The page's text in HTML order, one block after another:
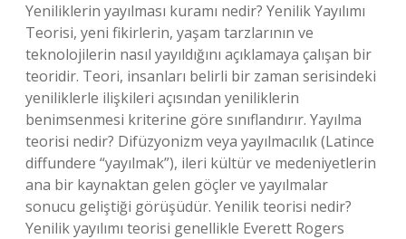
Yeniliklerin yayılması kuramı nedir? Yenilik Yayılımı
Teorisi, yeni fikirlerin, yaşam tarzlarının ve
teknolojilerin nasıl yayıldığını açıklamaya çalışan bir
teoridir. Teori, insanları belirli bir zaman serisindeki
yeniliklerle ilişkileri açısından yeniliklerin
benimsenmesi kriterine göre sınıflandırır. Yayılma
teorisi nedir? Difüzyonizm veya yayılmacılık (Latince
diffundere “yayılmak”), ileri kültür ve medeniyetlerin
ana bir kaynaktan gelen göçler ve yayılmalar
sonucu geliştiği görüşüdür. Yenilik teorisi nedir?
Yenilik yayılımı teorisi genellikle Everett Rogers